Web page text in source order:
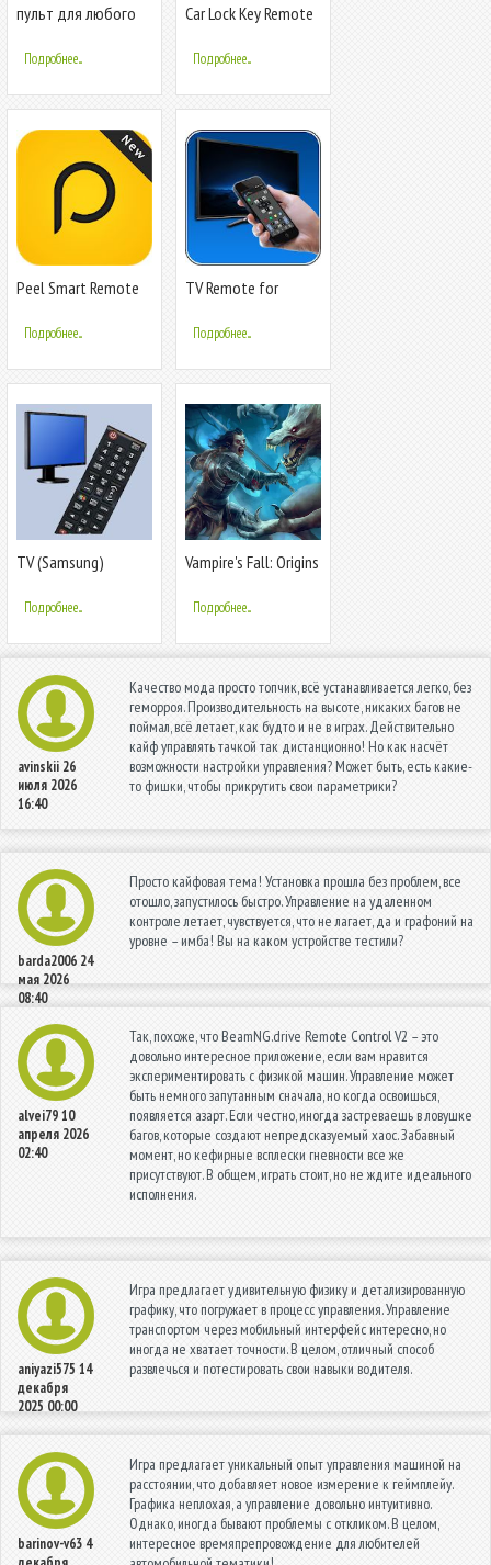
пульт для любого
универсальный
Подробнее...
Car Lock Key Remote
Simulator
Подробнее...
Peel Smart Remote
Подробнее...
TV Remote for
Подробнее...
TV (Samsung)
Подробнее...
Vampire's Fall: Origins
Подробнее...
avinskii 26
июля 2026
16:40
Качество мода просто топчик, всё устанавливается легко, без
геморроя. Производительность на высоте, никаких багов не
поймал, всё летает, как будто и не в играх. Действительно
кайф управлять тачкой так дистанционно! Но как насчёт
возможности настройки управления? Может быть, есть какие-
то фишки, чтобы прикрутить свои параметрики?
barda2006 24
мая 2026
08:40
Просто кайфовая тема! Установка прошла без проблем, все
отошло, запустилось быстро. Управление на удаленном
контроле летает, чувствуется, что не лагает, да и графоний на
уровне – имба! Вы на каком устройстве тестили?
alvei7910
апреля 2026
02:40
Так, похоже, что BeamNG.drive Remote Control V2 – это
довольно интересное приложение, если вам нравится
экспериментировать с физикой машин. Управление может
быть немного запутанным сначала, но когда освоишься,
появляется азарт. Если честно, иногда застреваешь в ловушке
багов, которые создают непредсказуемый хаос. Забавный
момент, но кефирные всплески гневности все же
присутствуют. В общем, играть стоит, но не ждите идеального
исполнения.
aniyazi575 14
декабря
2025 00:00
Игра предлагает удивительную физику и детализированную
графику, что погружает в процесс управления. Управление
транспортом через мобильный интерфейс интересно, но
иногда не хватает точности. В целом, отличный способ
развлечься и потестировать свои навыки водителя.
barinov-v63 4
Игра предлагает уникальный опыт управления машиной на
расстоянии, что добавляет новое измерение к геймплейу.
Графика неплохая, а управление довольно интуитивно.
Однако, иногда бывают проблемы с откликом. В целом,
интересное времяпрепровождение для любителей